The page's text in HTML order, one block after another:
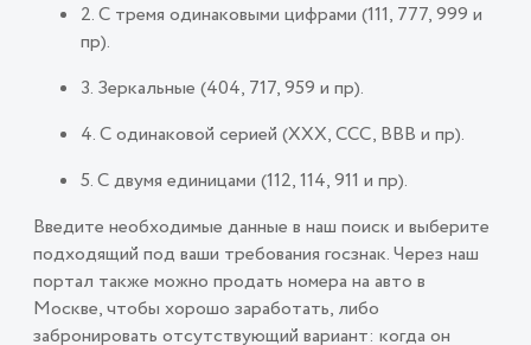
2. С тремя одинаковыми цифрами (111, 777, 999 и
пр).
3. Зеркальные (404, 717, 959 и пр).
4. С одинаковой серией (ХХХ, ССС, ВВВ и пр).
5. С двумя единицами (112, 114, 911 и пр).
Введите необходимые данные в наш поиск и выберите
подходящий под ваши требования госзнак. Через наш
портал также можно продать номера на авто в
Москве, чтобы хорошо заработать, либо
забронировать отсутствующий вариант: когда он